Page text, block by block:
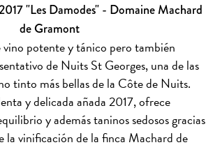
"Les Damodes" - Domaine Machard
de Gramont
potente y tánico pero también
de Nuits St Georges, una de las
tinto más bellas de la Côte de Nuits.
y delicada añada 2017, ofrece
y además taninos sedosos gracias
vinificación de la finca Machard de